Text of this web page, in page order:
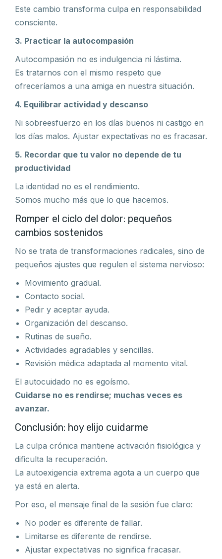
Este cambio transforma culpa en responsabilidad
consciente.
3. Practicar la autocompasión
Autocompasión no es indulgencia ni lástima.
Es tratarnos con el mismo respeto que
ofreceríamos a una amiga en nuestra situación.
4. Equilibrar actividad y descanso
Ni sobreesfuerzo en los días buenos ni castigo en
los días malos. Ajustar expectativas no es fracasar.
5. Recordar que tu valor no depende de tu
productividad
La identidad no es el rendimiento.
Somos mucho más que lo que hacemos.
Romper el ciclo del dolor: pequeños
cambios sostenidos
No se trata de transformaciones radicales, sino de
pequeños ajustes que regulen el sistema nervioso:
Movimiento gradual.
Contacto social.
Pedir y aceptar ayuda.
Organización del descanso.
Rutinas de sueño.
Actividades agradables y sencillas.
Revisión médica adaptada al momento vital.
El autocuidado no es egoísmo.
Cuidarse no es rendirse; muchas veces es
avanzar.
Conclusión: hoy elijo cuidarme
La culpa crónica mantiene activación fisiológica y
dificulta la recuperación.
La autoexigencia extrema agota a un cuerpo que
ya está en alerta.
Por eso, el mensaje final de la sesión fue claro:
No poder es diferente de fallar.
Limitarse es diferente de rendirse.
Ajustar expectativas no significa fracasar.